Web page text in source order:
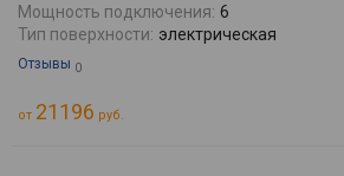
Мощность подключения: 6
Тип поверхности: электрическая
Отзывы 0
от 21196 руб.